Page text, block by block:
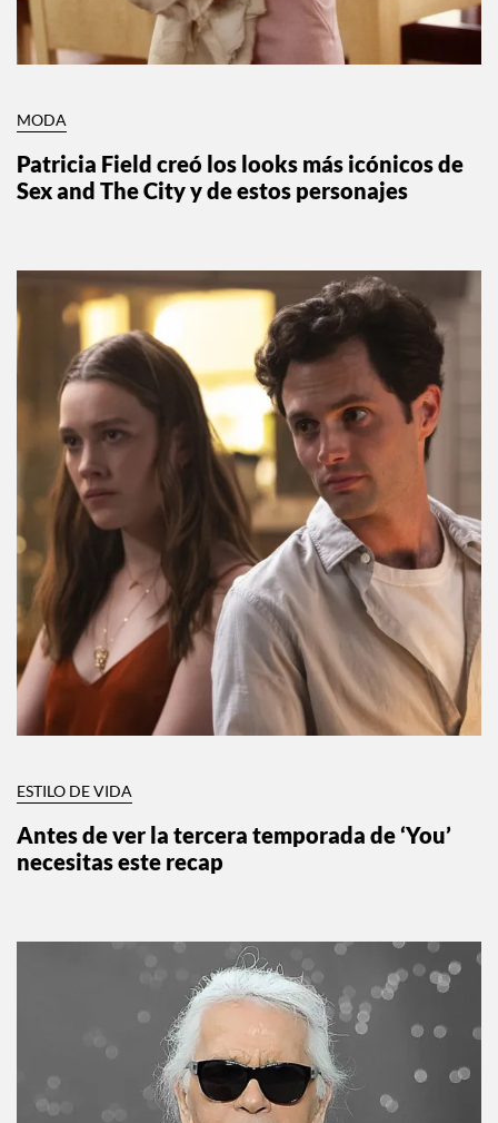
MODA
Patricia Field creó los looks más icónicos de
Sex and The City y de estos personajes
ESTILO DE VIDA
Antes de ver la tercera temporada de ‘You’
necesitas este recap